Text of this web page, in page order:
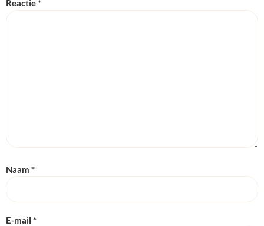
Reactie*
Naam *
E-mail *